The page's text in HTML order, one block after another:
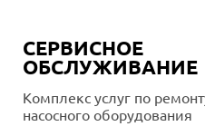
СЕРВИСНОЕ
ОБСЛУЖИВАНИЕ
Комплекс услуг по
насосного оборудования